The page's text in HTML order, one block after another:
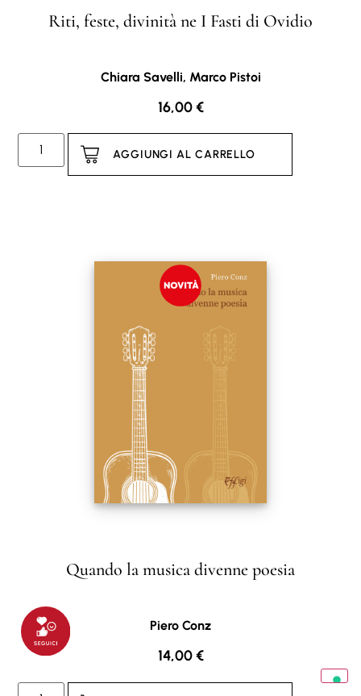
Riti, feste, divinità ne I Fasti di Ovidio
Chiara Savelli, Marco Pistoi
16,00€
AGGIUNGI AL CARRELLO
Quando la musica divenne poesia
Piero Conz
14,00€